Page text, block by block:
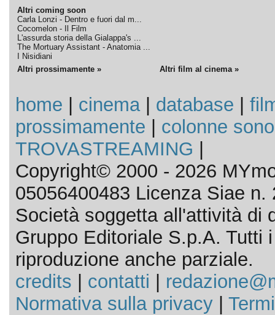
Altri coming soon
Carla Lonzi - Dentro e fuori dal m...
Cocomelon - Il Film
L'assurda storia della Gialappa's ...
The Mortuary Assistant - Anatomia ...
I Nisidiani
Altri prossimamente » Altri film al cinema »
home cinema| database
prossimamente
colonne
TROVASTREAMING
Copyright© 2000 - 2026
05056400483 Licenza Siae n.
Società soggetta all'attività di
Gruppo Editoriale S.p.A. Tutti
riproduzione anche parziale.
credits
contatti
Normativa sulla privacy|